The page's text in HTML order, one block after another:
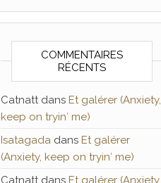
COMMENTAIRES
RÉCENTS
Catnattdans Et galérer (Anxiety,
keep on tryin′ me)
Isatagadadans Et galérer
(Anxiety, keep on tryin′ me)
Catnattdans Et galérer (Anxiety,